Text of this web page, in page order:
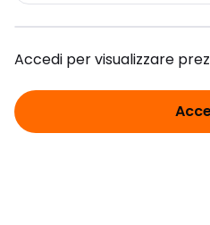
Accedi per visualizzare